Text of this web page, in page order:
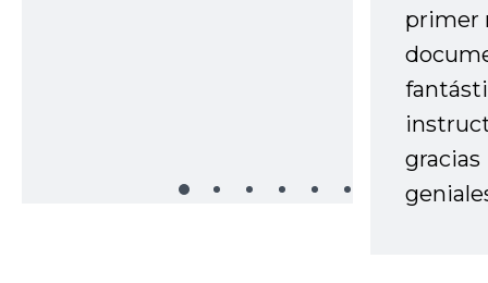
primer
gracias